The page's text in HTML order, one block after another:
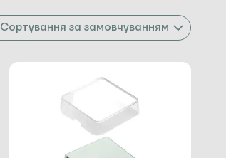
Сортування за замовчуванням